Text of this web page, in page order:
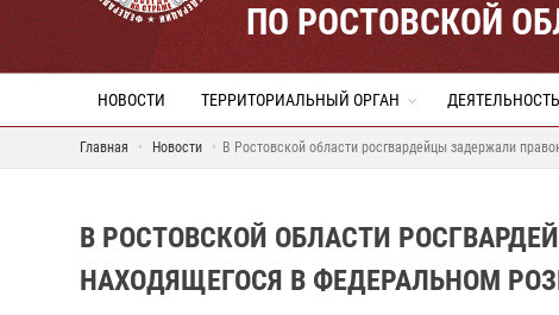
ПО РОСТОВСКОЙ
НОВОСТИ ТЕРРИТОРИАЛЬНЫЙ ОРГАН ДЕЯТЕЛЬНОСТЬ
Главная Новости В Ростовской области росгвардейцы задержали
В РОСТОВСКОЙ ОБЛАСТИ
НАХОДЯЩЕГОСЯ В ФЕДЕРАЛЬНОМ